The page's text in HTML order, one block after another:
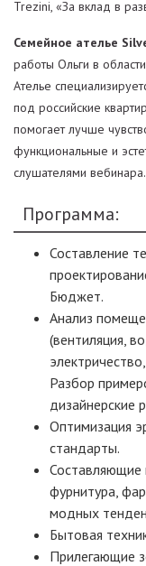
Trezini, «За вклад в
Семейное ателье
работы Ольги в
Ателье
под российские
помогает лучше
функциональные и
слушателями вебинара.
Программа:
Составление
Бюджет.
Анализ
(вентиляция,
электричество,
Разбор
дизайнерские
Оптимизация
стандарты.
Составляющие
фурнитура,
модных
Бытовая
Прилегающие